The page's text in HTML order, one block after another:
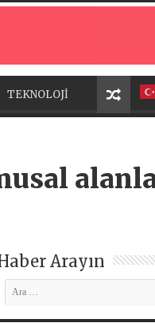
TEKNOLOJİ
Arayın